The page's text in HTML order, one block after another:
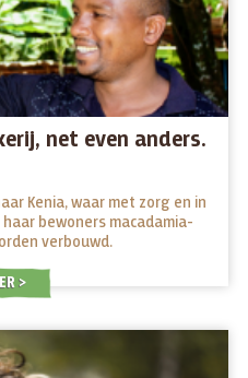
net even anders.
Kenia, waar met zorg en in
bewoners macadamia-
verbouwd.